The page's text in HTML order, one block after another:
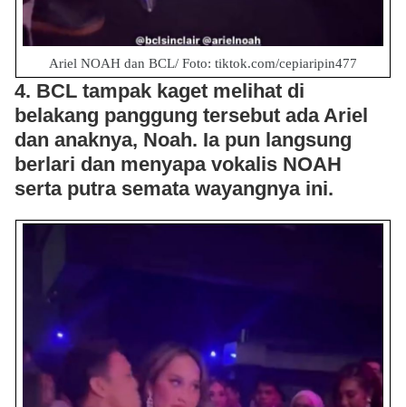
Ariel NOAH dan BCL/ Foto: tiktok.com/cepiaripin477
4. BCL tampak kaget melihat di
belakang panggung tersebut ada Ariel
dan anaknya, Noah. Ia pun langsung
berlari dan menyapa vokalis NOAH
serta putra semata wayangnya ini.